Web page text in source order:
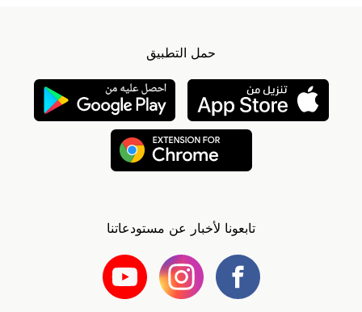
حمل التطبيق
تابعونا لأخبار عن مستودعاتنا